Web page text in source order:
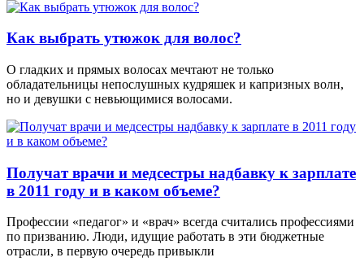
Как выбрать утюжок для волос?
О гладких и прямых волосах мечтают не только
обладательницы непослушных кудряшек и капризных волн,
но и девушки с невьющимися волосами.
Получат врачи и медсестры надбавку к зарплате
в 2011 году и в каком объеме?
Профессии «педагог» и «врач» всегда считались профессиями
по призванию. Люди, идущие работать в эти бюджетные
отрасли, в первую очередь привыкли